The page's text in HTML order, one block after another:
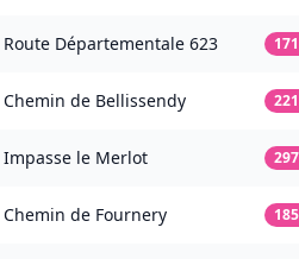
Route Départementale 623
Chemin de Bellissendy
Impasse le Merlot
Chemin de Fournery